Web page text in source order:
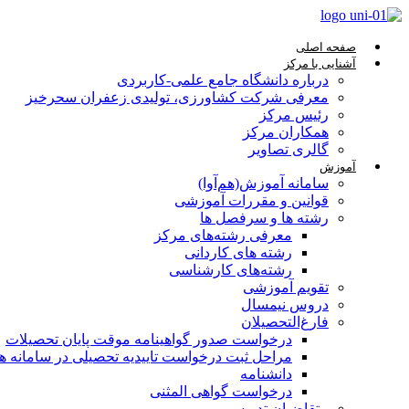
صفحه اصلی
آشنایی با مرکز
درباره دانشگاه جامع علمی-کاربردی
معرفی شرکت کشاورزی، تولیدی زعفران سحرخیز
رئیس مرکز
همکاران مرکز
گالری تصاویر
آموزش
سامانه آموزش(هم‌آوا)
قوانین و مقررات آموزشی
رشته ها و سرفصل ها
معرفی رشته‌های مرکز
رشته های کاردانی
رشته‌های کارشناسی
تقویم آموزشی
دروس نیمسال
فارغ‌التحصیلان
درخواست صدور گواهینامه موقت پایان تحصیلات
مراحل ثبت درخواست تاییدیه تحصیلی در سامانه
دانشنامه
درخواست گواهی المثنی